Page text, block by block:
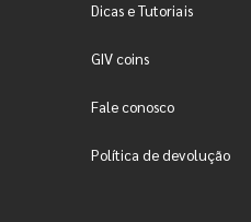
Dicas e Tutoriais
GIV coins
Fale conosco
Política de devolução